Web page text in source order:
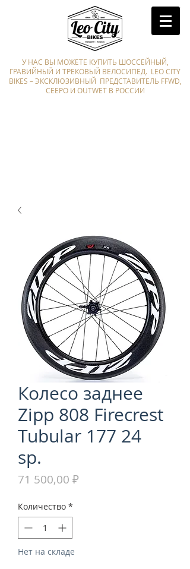
У НАС ВЫ МОЖЕТЕ КУПИТЬ ШОССЕЙНЫЙ,
ГРАВИЙНЫЙ И ТРЕКОВЫЙ ВЕЛОСИПЕД. LEO CITY
BIKES – ЭКСКЛЮЗИВНЫЙ ПРЕДСТАВИТЕЛЬ FFWD,
CEEPO И OUTWET В РОССИИ
Колесо заднее
Zipp 808 Firecrest
Tubular 177 24
sp.
71 500,00 ₽Цена
Количество *
Нет на складе